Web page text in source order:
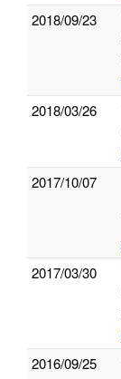
2018/09/23
2018/03/26
2017/10/07
2017/03/30
2016/09/25